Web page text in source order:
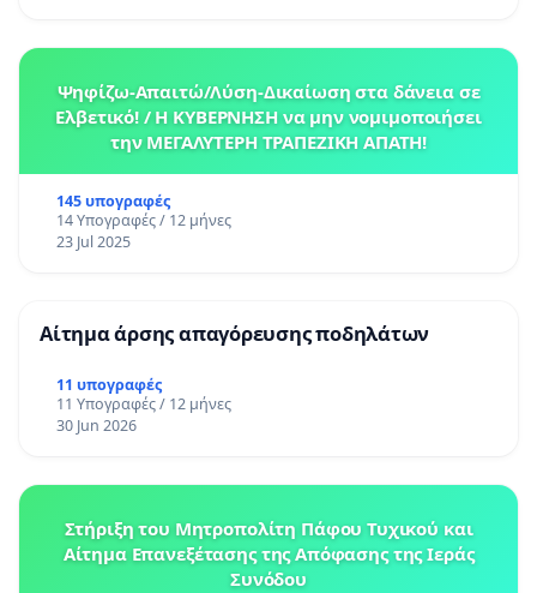
Ψηφίζω-Απαιτώ/Λύση-Δικαίωση στα δάνεια σε
Ελβετικό! / Η ΚΥΒΕΡΝΗΣΗ να μην νομιμοποιήσει
την ΜΕΓΑΛΥΤΕΡΗ ΤΡΑΠΕΖΙΚΗ ΑΠΑΤΗ!
145 υπογραφές
14 Υπογραφές / 12 μήνες
23 Jul 2025
Αίτημα άρσης απαγόρευσης ποδηλάτων
11 υπογραφές
11 Υπογραφές / 12 μήνες
30 Jun 2026
Στήριξη του Μητροπολίτη Πάφου Τυχικού και
Αίτημα Επανεξέτασης της Απόφασης της Ιεράς
Συνόδου